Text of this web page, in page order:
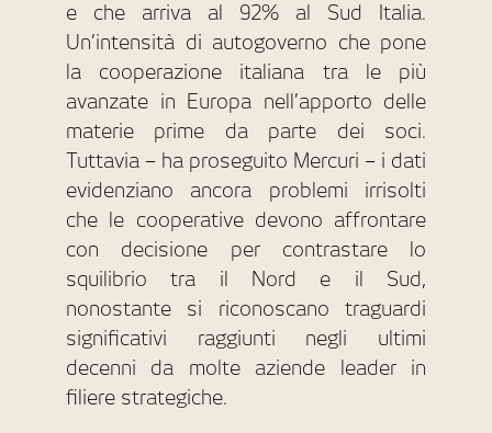
e che arriva al 92% al Sud Italia.
Un’intensità di autogoverno che pone
la cooperazione italiana tra le più
avanzate in Europa nell’apporto delle
materie prime da parte dei soci.
Tuttavia – ha proseguito Mercuri – i dati
evidenziano ancora problemi irrisolti
che le cooperative devono affrontare
con decisione per contrastare lo
squilibrio tra il Nord e il Sud,
nonostante si riconoscano traguardi
significativi raggiunti negli ultimi
decenni da molte aziende leader in
filiere strategiche.